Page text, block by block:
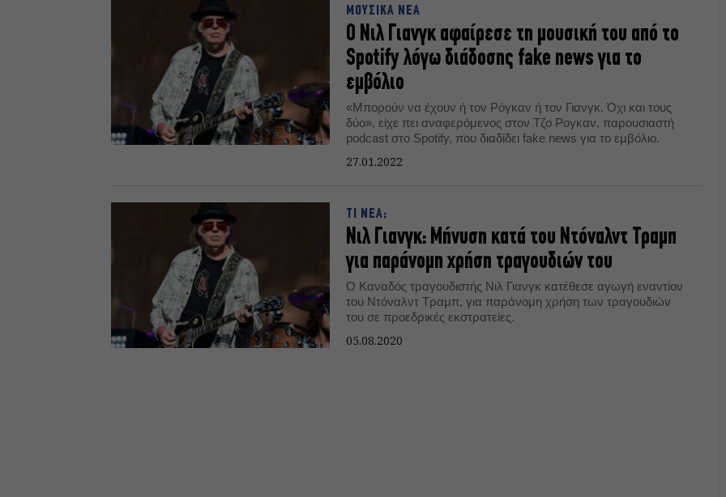
ΜΟΥΣΙΚΑ ΝΕΑ
Ο Νιλ Γιανγκ αφαίρεσε τη μουσική του από το
Spotify λόγω διάδοσης fake news για το
εμβόλιο
«Μπορούν να έχουν ή τον Ρόγκαν ή τον Γιανγκ. Όχι και τους
δύο», είχε πει αναφερόμενος στον Τζο Ρογκαν, παρουσιαστή
podcast στο Spotify, που διαδίδει fake news για το εμβόλιο.
27.01.2022
ΤΙ ΝΕΑ;
Νιλ Γιανγκ: Μήνυση κατά του Ντόναλντ Τραμπ
για παράνομη χρήση τραγουδιών του
Ο Καναδός τραγουδιστής Νιλ Γιανγκ κατέθεσε αγωγή εναντίον
του Ντόναλντ Τραμπ, για παράνομη χρήση των τραγουδιών
του σε προεδρικές εκστρατείες.
05.08.2020